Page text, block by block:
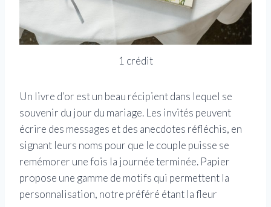
1 crédit
Un livre d’or est un beau récipient dans lequel se
souvenir du jour du mariage. Les invités peuvent
écrire des messages et des anecdotes réfléchis, en
signant leurs noms pour que le couple puisse se
remémorer une fois la journée terminée. Papier
propose une gamme de motifs qui permettent la
personnalisation, notre préféré étant la fleur